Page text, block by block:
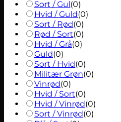
Sort / Gul(0)
Hvid / Guld(0)
Sort / Rød(0)
Rød / Sort(0)
Hvid / Grå(0)
Guld(0)
Sort / Hvid(0)
Militær Grøn(0)
Vinrød(0)
Hvid / Sort(0)
Hvid / Vinrød(0)
Sort / Vinrød(0)